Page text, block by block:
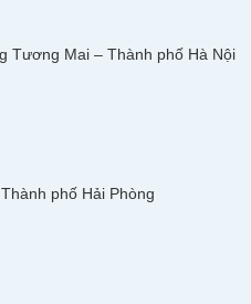
Tương Mai – Thành phố Hà Nội
phố Hải Phòng